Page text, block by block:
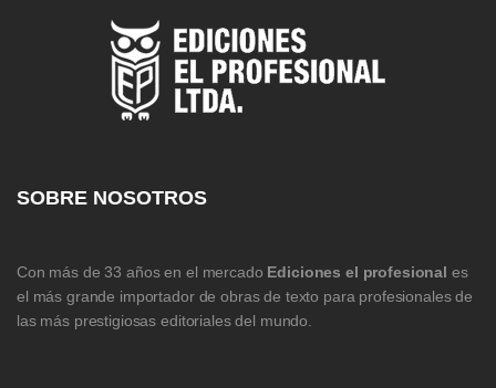
SOBRE NOSOTROS
Con más de 33 años en el mercado Ediciones el profesional es
el más grande importador de obras de texto para profesionales de
las más prestigiosas editoriales del mundo.